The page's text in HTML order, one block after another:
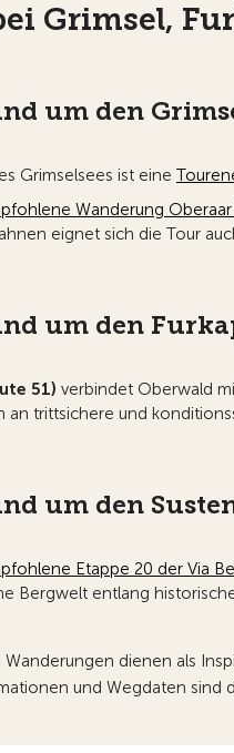
Grimsel,
um den
Grimselsees ist eine
Wanderung
eignet sich die Tour
um den
51) verbindet Oberwald
an trittsichere und
um den
Etappe 20 der Via
Bergwelt entlang
dienen als
und Wegdaten sind